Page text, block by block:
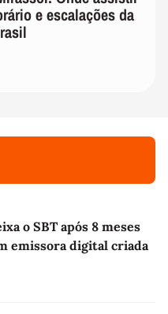
e escalações da
o SBT após 8 meses
emissora digital criada